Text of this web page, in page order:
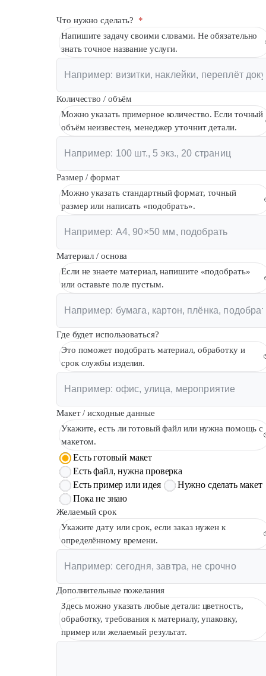
Что нужно сделать?
*
Напишите задачу своими словами. Не обязательно
знать точное название услуги.
Количество / объём
Можно указать примерное количество. Если точный
объём неизвестен, менеджер уточнит детали.
Размер / формат
Можно указать стандартный формат, точный
размер или написать «подобрать».
Материал / основа
Если не знаете материал, напишите «подобрать»
или оставьте поле пустым.
Где будет использоваться?
Это поможет подобрать материал, обработку и
срок службы изделия.
Макет / исходные данные
Укажите, есть ли готовый файл или нужна помощь с
макетом.
Есть готовый макет
Есть файл, нужна проверка
Есть пример или идея
Нужно сделать макет
Пока не знаю
Желаемый срок
Укажите дату или срок, если заказ нужен к
определённому времени.
Дополнительные пожелания
Здесь можно указать любые детали: цветность,
обработку, требования к материалу, упаковку,
пример или желаемый результат.